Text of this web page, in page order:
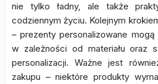
nie tylko ładny, ale także
codziennym życiu. Kolejnym
– prezenty personalizowane
w zależności od materiału oraz
personalizacji. Ważne jest
zakupu – niektóre produkty